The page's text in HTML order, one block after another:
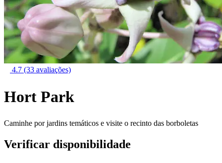
4.7 (33 avaliações)
Hort Park
Caminhe por jardins temáticos e visite o recinto das borboletas
Verificar disponibilidade